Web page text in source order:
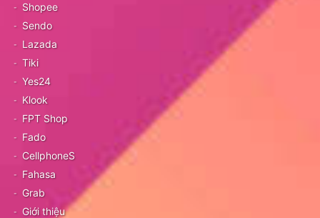
Shopee
Sendo
Lazada
Tiki
Yes24
Klook
FPT Shop
Fado
CellphoneS
Fahasa
Grab
Giới thiệu